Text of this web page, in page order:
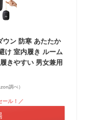
ン 防寒 あたたか
け 室内履き ルーム
きやすい 男女兼用
調べ）
ール！／